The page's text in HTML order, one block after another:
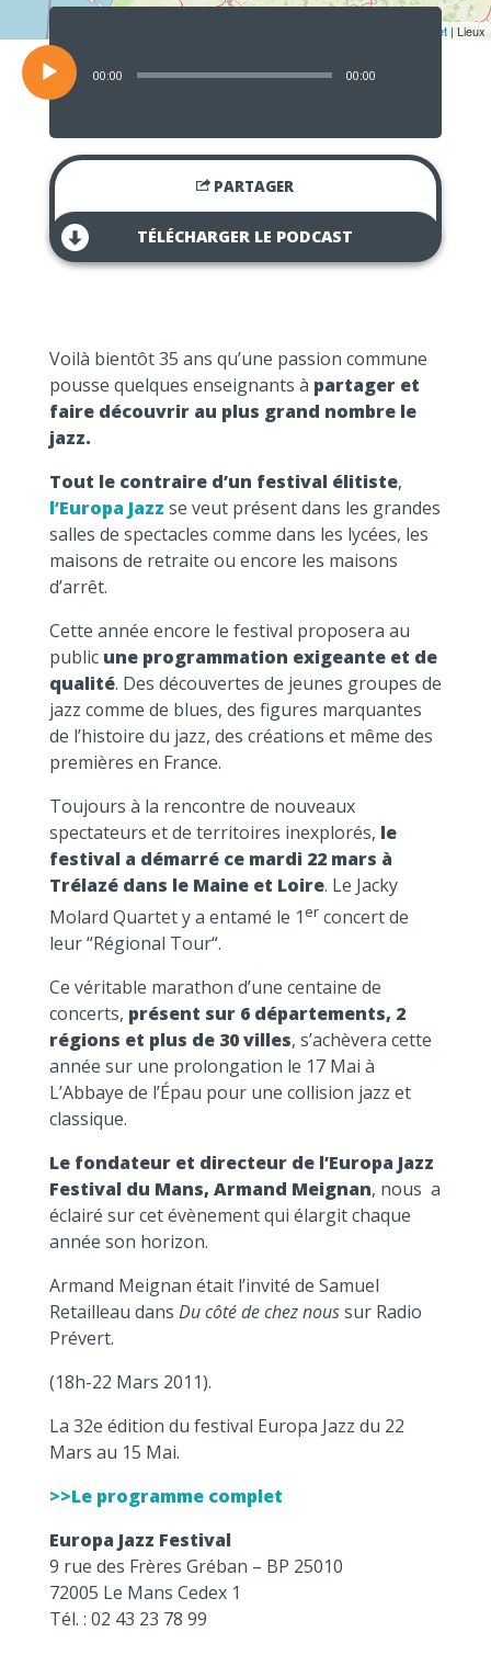
Leaflet | Lieux
Lecteur
audio
00:00 00:00
PARTAGER
TÉLÉCHARGER LE PODCAST
Voilà bientôt 35 ans qu’une passion commune
pousse quelques enseignants à partager et
faire découvrir au plus grand nombre le
jazz.
Tout le contraire d’un festival élitiste,
l’Europa Jazz se veut présent dans les grandes
salles de spectacles comme dans les lycées, les
maisons de retraite ou encore les maisons
d’arrêt.
Cette année encore le festival proposera au
public une programmation exigeante et de
qualité. Des découvertes de jeunes groupes de
jazz comme de blues, des figures marquantes
de l’histoire du jazz, des créations et même des
premières en France.
Toujours à la rencontre de nouveaux
spectateurs et de territoires inexplorés, le
festival a démarré ce mardi 22 mars à
Trélazé dans le Maine et Loire. Le Jacky
Molard Quartet y a entamé le 1erconcert de
leur “Régional Tour“.
Ce véritable marathon d’une centaine de
concerts, présent sur 6 départements, 2
régions et plus de 30 villes, s’achèvera cette
année sur une prolongation le 17 Mai à
L’Abbaye de l’Épau pour une collision jazz et
classique.
Le fondateur et directeur de l’Europa Jazz
Festival du Mans, Armand Meignan, nous a
éclairé sur cet évènement qui élargit chaque
année son horizon.
Armand Meignan était l’invité de Samuel
Retailleau dans Du côté de chez noussur Radio
Prévert.
(18h-22 Mars 2011).
La 32e édition du festival Europa Jazz du 22
Mars au 15 Mai.
>>Le programme complet
Europa Jazz Festival
9 rue des Frères Gréban – BP 25010
72005 Le Mans Cedex 1
Tél. : 02 43 23 78 99